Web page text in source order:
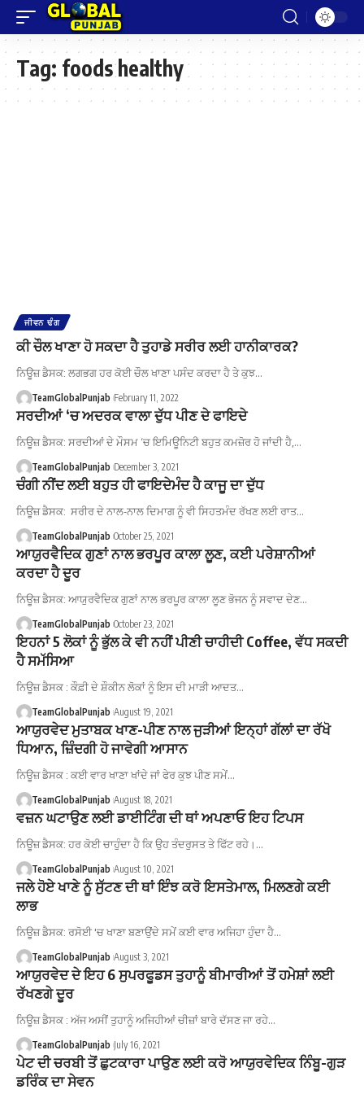
Tag: foods healthy
ਜੀਵਨ ਢੰਗ
ਕੀ ਚੌਲ ਖਾਣਾ ਹੋ ਸਕਦਾ ਹੈ ਤੁਹਾਡੇ ਸਰੀਰ ਲਈ ਹਾਨੀਕਾਰਕ?
ਨਿਊਜ਼ ਡੈਸਕ: ਲਗਭਗ ਹਰ ਕੋਈ ਚੌਲ ਖਾਣਾ ਪਸੰਦ ਕਰਦਾ ਹੈ ਤੇ ਕੁਝ…
TeamGlobalPunjab February 11, 2022
ਸਰਦੀਆਂ ‘ਚ ਅਦਰਕ ਵਾਲਾ ਦੁੱਧ ਪੀਣ ਦੇ ਫਾਇਦੇ
ਨਿਊਜ਼ ਡੈਸਕ: ਸਰਦੀਆਂ ਦੇ ਮੌਸਮ ‘ਚ ਇਮਿਊਨਿਟੀ ਬਹੁਤ ਕਮਜ਼ੋਰ ਹੋ ਜਾਂਦੀ ਹੈ,…
TeamGlobalPunjab December 3, 2021
ਚੰਗੀ ਨੀਂਦ ਲਈ ਬਹੁਤ ਹੀ ਫਾਇਦੇਮੰਦ ਹੈ ਕਾਜੂ ਦਾ ਦੁੱਧ
ਨਿਊਜ਼ ਡੈਸਕ: ਸਰੀਰ ਦੇ ਨਾਲ-ਨਾਲ ਦਿਮਾਗ ਨੂੰ ਵੀ ਸਿਹਤਮੰਦ ਰੱਖਣ ਲਈ ਰਾਤ…
TeamGlobalPunjab October 25, 2021
ਆਯੁਰਵੈਦਿਕ ਗੁਣਾਂ ਨਾਲ ਭਰਪੂਰ ਕਾਲਾ ਲੂਣ, ਕਈ ਪਰੇਸ਼ਾਨੀਆਂ
ਕਰਦਾ ਹੈ ਦੂਰ
ਨਿਊਜ਼ ਡੈਸਕ: ਆਯੁਰਵੈਦਿਕ ਗੁਣਾਂ ਨਾਲ ਭਰਪੂਰ ਕਾਲਾ ਲੂਣ ਭੋਜਨ ਨੂੰ ਸਵਾਦ ਦੇਣ…
TeamGlobalPunjab October 23, 2021
ਇਹਨਾਂ 5 ਲੋਕਾਂ ਨੂੰ ਭੁੱਲ ਕੇ ਵੀ ਨਹੀਂ ਪੀਣੀ ਚਾਹੀਦੀ Coffee, ਵੱਧ ਸਕਦੀ
ਹੈ ਸਮੱਸਿਆ
ਨਿਊਜ਼ ਡੈਸਕ : ਕੌਫ਼ੀ ਦੇ ਸ਼ੌਕੀਨ ਲੋਕਾਂ ਨੂੰ ਇਸ ਦੀ ਮਾੜੀ ਆਦਤ…
TeamGlobalPunjab August 19, 2021
ਆਯੁਰਵੇਦ ਮੁਤਾਬਕ ਖਾਣ-ਪੀਣ ਨਾਲ ਜੁੜੀਆਂ ਇਨ੍ਹਾਂ ਗੱਲਾਂ ਦਾ ਰੱਖੋ
ਧਿਆਨ, ਜ਼ਿੰਦਗੀ ਹੋ ਜਾਵੇਗੀ ਆਸਾਨ
ਨਿਊਜ਼ ਡੈਸਕ : ਕਈ ਵਾਰ ਖਾਣਾ ਖਾਂਦੇ ਜਾਂ ਫੇਰ ਕੁਝ ਪੀਣ ਸਮੇਂ…
TeamGlobalPunjab August 18, 2021
ਵਜ਼ਨ ਘਟਾਉਣ ਲਈ ਡਾਈਟਿੰਗ ਦੀ ਥਾਂ ਅਪਣਾਓ ਇਹ ਟਿਪਸ
ਨਿਊਜ਼ ਡੈਸਕ: ਹਰ ਕੋਈ ਚਾਹੁੰਦਾ ਹੈ ਕਿ ਉਹ ਤੰਦਰੁਸਤ ਤੇ ਫਿੱਟ ਰਹੇ।…
TeamGlobalPunjab August 10, 2021
ਜਲੇ ਹੋਏ ਖਾਣੇ ਨੂੰ ਸੁੱਟਣ ਦੀ ਥਾਂ ਇੰਝ ਕਰੋ ਇਸਤੇਮਾਲ, ਮਿਲਣਗੇ ਕਈ
ਲਾਭ
ਨਿਊਜ਼ ਡੈਸਕ: ਰਸੋਈ 'ਚ ਖਾਣਾ ਬਣਾਉਂਦੇ ਸਮੇਂ ਕਈ ਵਾਰ ਅਜਿਹਾ ਹੁੰਦਾ ਹੈ…
TeamGlobalPunjab August 3, 2021
ਆਯੁਰਵੇਦ ਦੇ ਇਹ 6 ਸੁਪਰਫੂਡਸ ਤੁਹਾਨੂੰ ਬੀਮਾਰੀਆਂ ਤੋਂ ਹਮੇਸ਼ਾਂ ਲਈ
ਰੱਖਣਗੇ ਦੂਰ
ਨਿਊਜ਼ ਡੈਸਕ : ਅੱਜ ਅਸੀਂ ਤੁਹਾਨੂੰ ਅਜਿਹੀਆਂ ਚੀਜ਼ਾਂ ਬਾਰੇ ਦੱਸਣ ਜਾ ਰਹੇ…
TeamGlobalPunjab July 16, 2021
ਪੇਟ ਦੀ ਚਰਬੀ ਤੋਂ ਛੁਟਕਾਰਾ ਪਾਉਣ ਲਈ ਕਰੋ ਆਯੁਰਵੇਦਿਕ ਨਿੰਬੂ-ਗੁੜ
ਡਰਿੰਕ ਦਾ ਸੇਵਨ